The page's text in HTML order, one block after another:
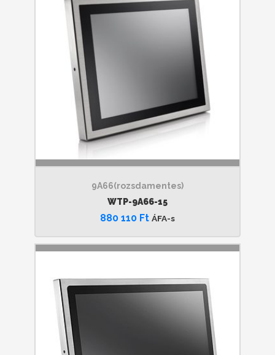
9A66(rozsdamentes)
WTP-9A66-15
880 110 Ft ÁFA-s